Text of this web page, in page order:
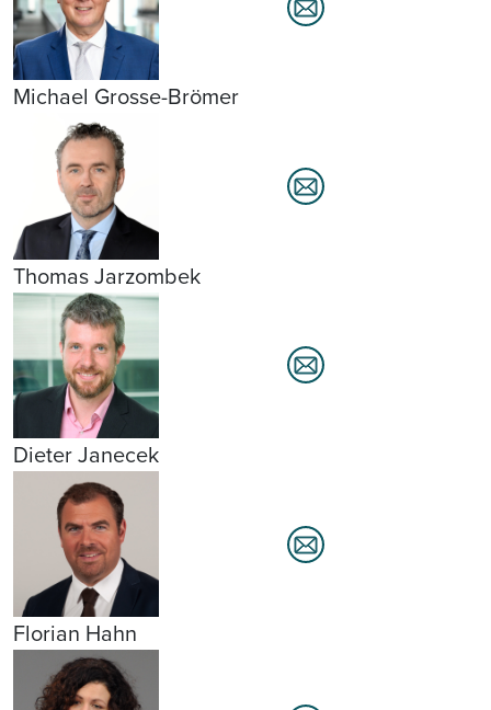
Michael Grosse-Brömer
Thomas Jarzombek
Dieter Janecek
Florian Hahn